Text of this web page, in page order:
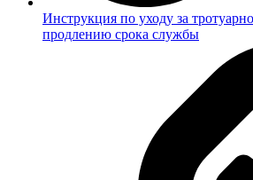
Инструкция по уходу за
продлению срока службы